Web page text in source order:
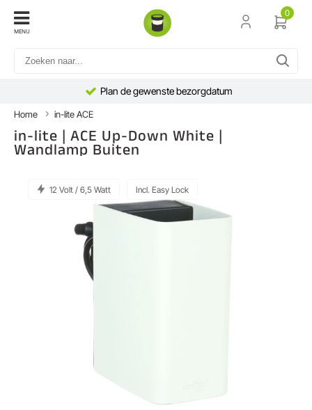
MENU
0
Plan de gewenste bezorgdatum
Home in-lite ACE
in-lite | ACE Up-Down White |
Wandlamp Buiten
12 Volt / 6,5 Watt Incl. Easy Lock